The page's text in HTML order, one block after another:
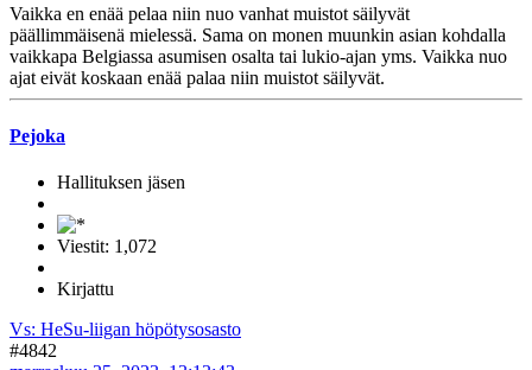
Vaikka en enää pelaa niin nuo vanhat muistot säilyvät
päällimmäisenä mielessä. Sama on monen muunkin asian kohdalla
vaikkapa Belgiassa asumisen osalta tai lukio-ajan yms. Vaikka nuo
ajat eivät koskaan enää palaa niin muistot säilyvät.
Pejoka
Hallituksen jäsen
Viestit: 1,072
Kirjattu
Vs: HeSu-liigan höpötysosasto
#4842